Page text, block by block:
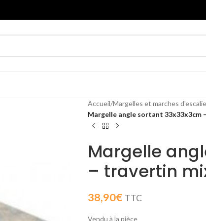
Accueil/Margelles et marches
Margelle angle sortant
Margelle
– travertin
38,90€ TTC
Vendu à la pièce